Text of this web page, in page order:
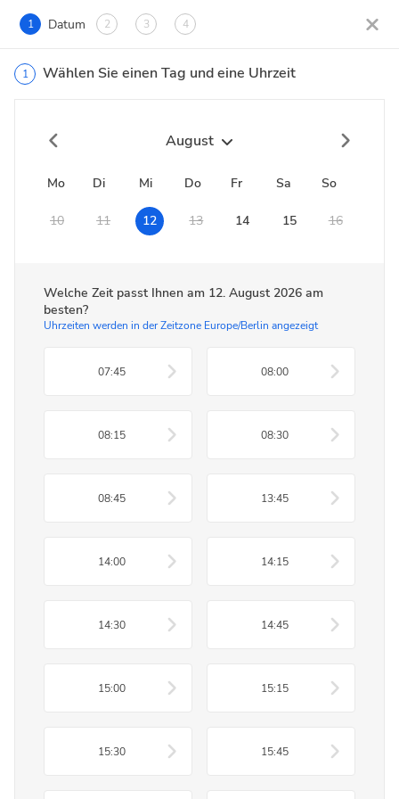
1 Datum 2 3 4
1 Wählen Sie einen Tag und eine Uhrzeit
August
Mo Di Mi Do Fr Sa So
10 11 12 13 14 15 16
Welche Zeit passt Ihnen am 12. August 2026 am
besten?
Uhrzeiten werden in der Zeitzone Europe/Berlin angezeigt
07:45 08:00
08:15 08:30
08:45 13:45
14:00 14:15
14:30 14:45
15:00 15:15
15:30 15:45